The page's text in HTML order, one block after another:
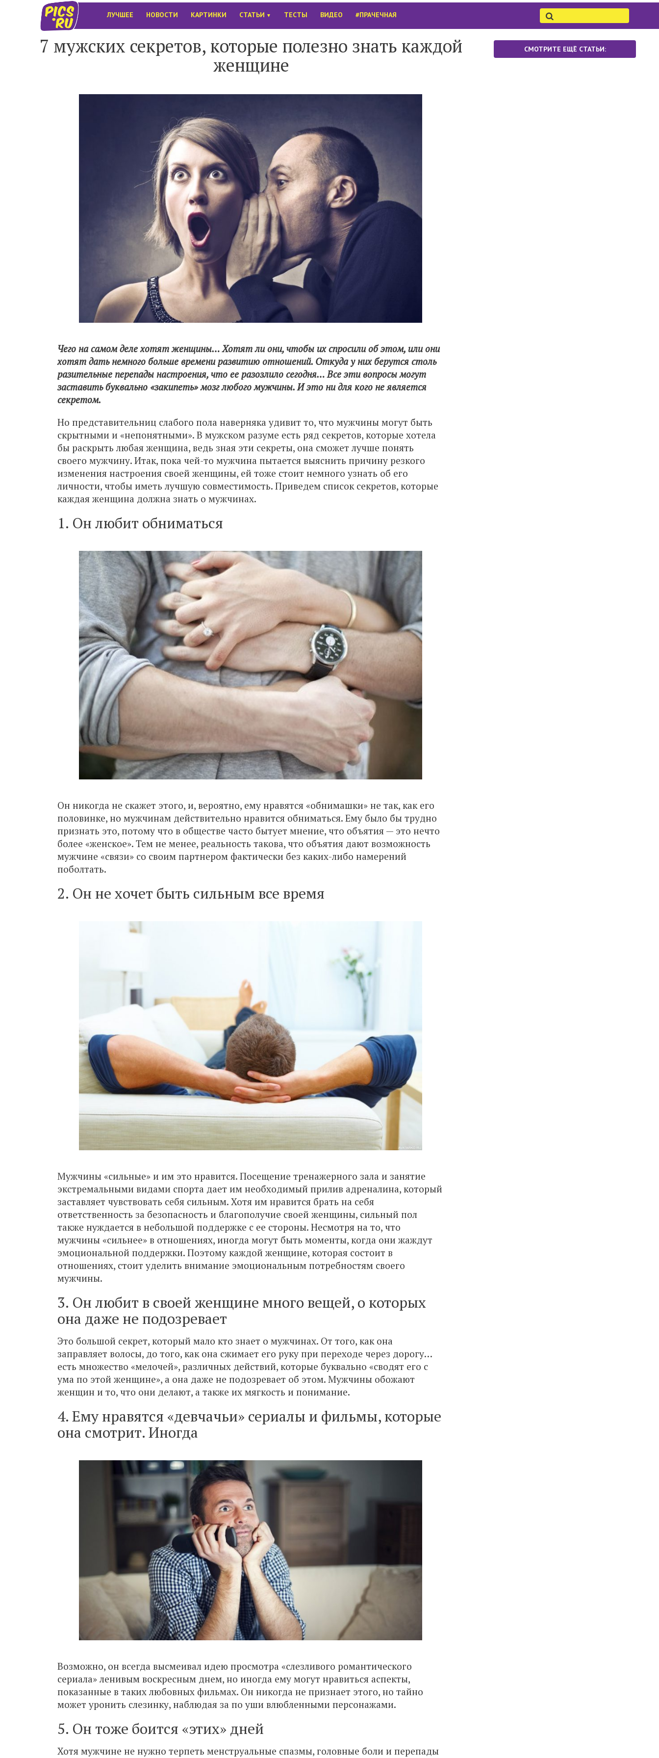
ЛУЧШЕЕ НОВОСТИ КАРТИНКИ СТАТЬИ ▼ ТЕСТЫ ВИДЕО #ПРАЧЕЧНАЯ
7 мужских секретов, которые полезно знать каждой
женщине
Чего на самом деле хотят женщины… Хотят ли они, чтобы их спросили об этом, или они
хотят дать немного больше времени развитию отношений. Откуда у них берутся столь
разительные перепады настроения, что ее разозлило сегодня… Все эти вопросы могут
заставить буквально «закипеть» мозг любого мужчины. И это ни для кого не является
секретом.
Но представительниц слабого пола наверняка удивит то, что мужчины могут быть
скрытными и «непонятными». В мужском разуме есть ряд секретов, которые хотела
бы раскрыть любая женщина, ведь зная эти секреты, она сможет лучше понять
своего мужчину. Итак, пока чей-то мужчина пытается выяснить причину резкого
изменения настроения своей женщины, ей тоже стоит немного узнать об его
личности, чтобы иметь лучшую совместимость. Приведем список секретов, которые
каждая женщина должна знать о мужчинах.
1. Он любит обниматься
Он никогда не скажет этого, и, вероятно, ему нравятся «обнимашки» не так, как его
половинке, но мужчинам действительно нравится обниматься. Ему было бы трудно
признать это, потому что в обществе часто бытует мнение, что объятия — это нечто
более «женское». Тем не менее, реальность такова, что объятия дают возможность
мужчине «связи» со своим партнером фактически без каких-либо намерений
поболтать.
2. Он не хочет быть сильным все время
Мужчины «сильные» и им это нравится. Посещение тренажерного зала и занятие
экстремальными видами спорта дает им необходимый прилив адреналина, который
заставляет чувствовать себя сильным. Хотя им нравится брать на себя
ответственность за безопасность и благополучие своей женщины, сильный пол
также нуждается в небольшой поддержке с ее стороны. Несмотря на то, что
мужчины «сильнее» в отношениях, иногда могут быть моменты, когда они жаждут
эмоциональной поддержки. Поэтому каждой женщине, которая состоит в
отношениях, стоит уделить внимание эмоциональным потребностям своего
мужчины.
3. Он любит в своей женщине много вещей, о которых
она даже не подозревает
Это большой секрет, который мало кто знает о мужчинах. От того, как она
заправляет волосы, до того, как она сжимает его руку при переходе через дорогу…
есть множество «мелочей», различных действий, которые буквально «сводят его с
ума по этой женщине», а она даже не подозревает об этом. Мужчины обожают
женщин и то, что они делают, а также их мягкость и понимание.
4. Ему нравятся «девчачьи» сериалы и фильмы, которые
она смотрит. Иногда
Возможно, он всегда высмеивал идею просмотра «слезливого романтического
сериала» ленивым воскресным днем, но иногда ему могут нравиться аспекты,
показанные в таких любовных фильмах. Он никогда не признает этого, но тайно
может уронить слезинку, наблюдая за по уши влюбленными персонажами.
5. Он тоже боится «этих» дней
Хотя мужчине не нужно терпеть менструальные спазмы, головные боли и перепады
СМОТРИТЕ ЕЩЁ СТАТЬИ: